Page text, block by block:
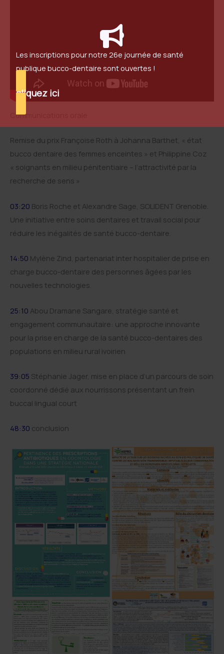
Les inscriptions pour notre 26e journée de santé
publique bucco-dentaire sont ouvertes !
cliquez ici
Communications orale
Remise du prix Françoise Roth à Johanna Barthet, « état
bucco dentaire des femmes enceintes » et Philippine Coz
« soignants en milieu pénitentiaire – l’attractivité par la
recherche de sens »
03:20 Boris Roche et Alexandre Sage, SOLIDENT Grenoble.
Une initiative entre soins dentaires et travail social pour
réduire les inégalités de santé bucco-dentaire.
14:50 Mylène Zind, partenariat inter hospitalier de prise en
charge bucco-dentaire des personnes âgées par les
nouvelles technologies.
25:10 Abou Dramane Sangare, stratégie santé et
engagement communautaire: une approche innovante
pour la prise en charge de la santé bucco-dentaires des
populations en milieu rural ivoirien
39:05 Stéphanie Jager, mise en place d’un parcours de soin
coordonné dédié aux nourrissons présentant un frein
buccal lingual court
48:30 conclusion